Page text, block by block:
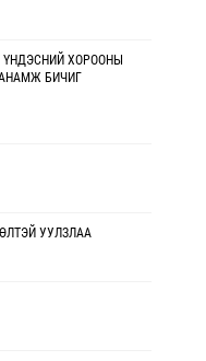
ҮНДЭСНИЙ ХОРООНЫ
БИЧИГ
УУЛЗЛАА